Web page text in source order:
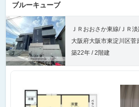
ブルーキューブ
ＪＲおおさか東線/ＪＲ
大阪府大阪市東淀川区菅
築22年 / 2階建